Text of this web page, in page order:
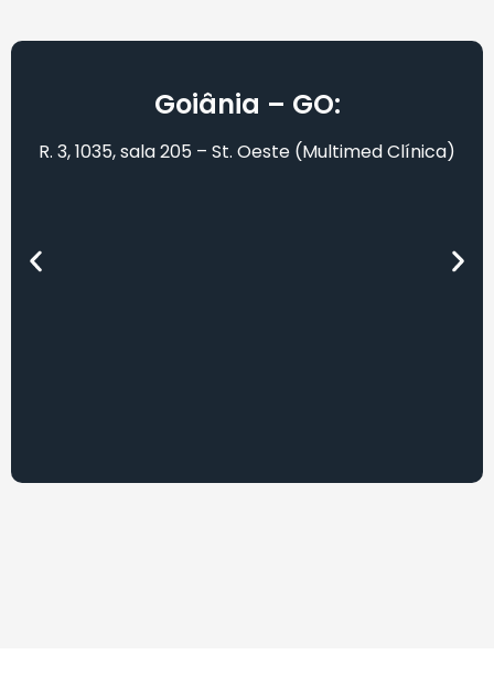
Goiânia – GO:
R. 3, 1035, sala 205 – St. Oeste (Multimed Clínica)